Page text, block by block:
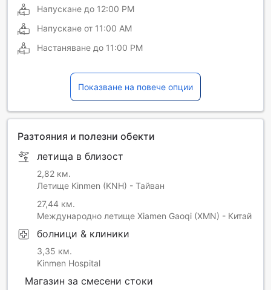
Напускане до 12:00 PM
Напускане от 11:00 AM
Настаняване до 11:00 PM
Показване на повече опции
Разтояния и полезни обекти
летища в близост
2,82 км.
Летище Kinmen (KNH) - Тайван
27,44 км.
Международно летище Xiamen Gaoqi (XMN) - Китай
болници & клиники
3,35 км.
Kinmen Hospital
Магазин за смесени стоки